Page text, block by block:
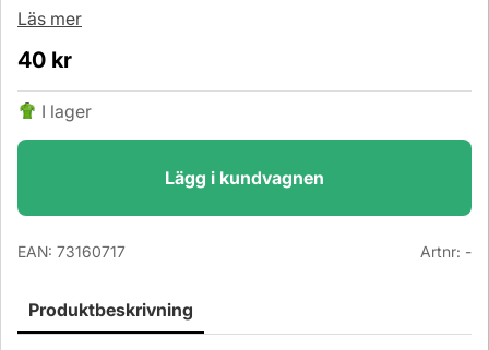
Läs mer
40 kr
I lager
Lägg i kundvagnen
EAN: 73160717 Artnr: -
Produktbeskrivning